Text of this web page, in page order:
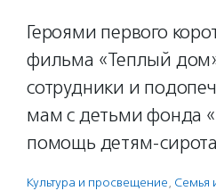
Героями первого
фильма «Теплый
сотрудники и
мам с детьми фонда
помощь детям-
Культура и просвещение, Семья